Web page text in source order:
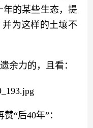
年的某些生态，提
为这样的土壤不
力的，且看：
“后40年”：